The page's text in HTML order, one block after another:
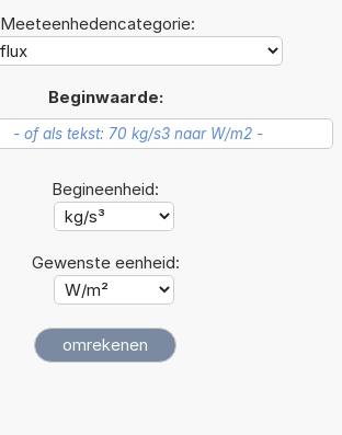
Meeteenhedencategorie:
Beginwaarde:
Begineenheid:
Gewenste eenheid: